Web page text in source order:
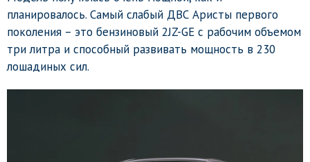
планировалось. Самый слабый ДВС Аристы первого
поколения – это бензиновый 2JZ-GE с рабочим объемом
три литра и способный развивать мощность в 230
лошадиных сил.